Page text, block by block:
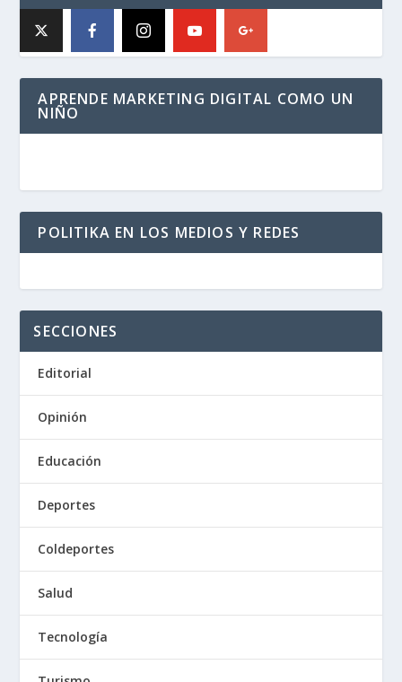
APRENDE MARKETING DIGITAL COMO UN
NIÑO
POLITIKA EN LOS MEDIOS Y REDES
SECCIONES
Editorial
Opinión
Educación
Deportes
Coldeportes
Salud
Tecnología